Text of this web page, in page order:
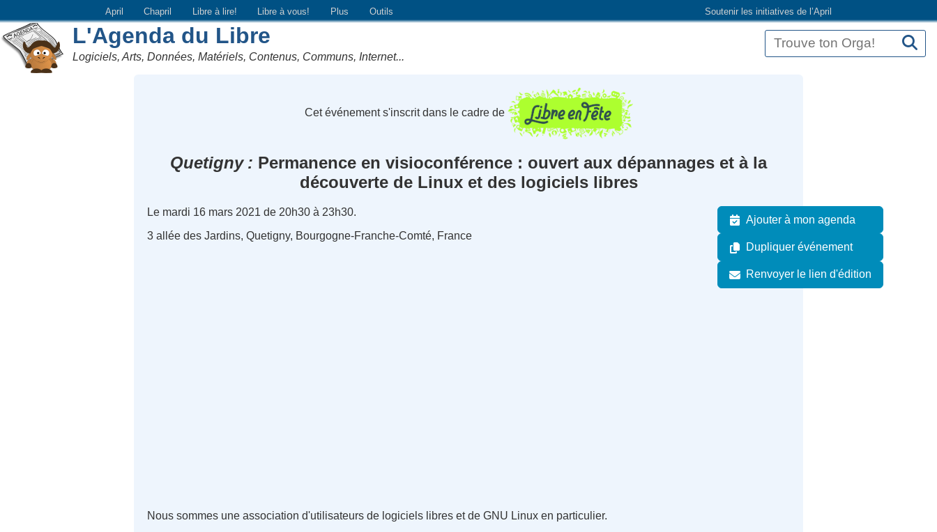
Soutenir les initiatives de l’April
April Chapril Libre à lire! Libre à vous! Plus Outils
L'Agenda du Libre
Logiciels, Arts, Données, Matériels, Contenus, Communs, Internet...
Cet événement s'inscrit dans le cadre de
Quetigny
Permanence en visioconférence : ouvert aux dépannages et à la
découverte de Linux et des logiciels libres
Ajouter à mon agenda
Dupliquer événement
Renvoyer le lien d'édition
Le mardi 16 mars 2021 de 20h30 à 23h30.
3 allée des Jardins, Quetigny, Bourgogne-Franche-Comté, France
Nous sommes une association d'utilisateurs de logiciels libres et de GNU Linux en particulier.